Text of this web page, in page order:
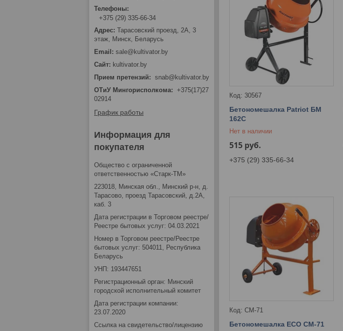
30567
Бетономешалка Patriot БM
162С
Нет в наличии
515 руб.
+375 (29) 335-66-34
CM-71
Бетономешалка ECO CM-71
+375 (29) 335-66-34
Тарасовский проезд, 2А, 3
этаж, Минск, Беларусь
sale@kultivator.by
kultivator.by
Прием претензий
snab@kultivator.by
ОТиУ Мингорисполкома
+375(17)27
02914
График работы
Информация для
покупателя
Общество с ограниченной
ответственностью «Старк-ТМ»
223018, Минская обл., Минский р-н, д.
Тарасово, проезд Тарасовский, д.2А,
каб. 3
Дата регистрации в Торговом реестре/
Реестре бытовых услуг: 04.03.2021
Номер в Торговом реестре/Реестре
бытовых услуг: 504011, Республика
Беларусь
УНП: 193447651
Регистрационный орган: Минский
городской исполнительный комитет
Дата регистрации компании:
23.07.2020
Ссылка на свидетельство/лицензию